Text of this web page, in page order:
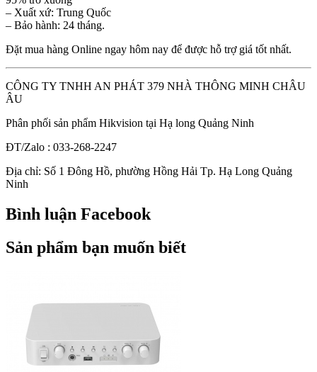
– Xuất xứ: Trung Quốc
– Bảo hành: 24 tháng.
Đặt mua hàng Online ngay hôm nay để được hỗ trợ giá tốt nhất.
CÔNG TY TNHH AN PHÁT 379 NHÀ THÔNG MINH CHÂU
ÂU
Phân phối sản phẩm Hikvision tại Hạ long Quảng Ninh
ĐT/Zalo : 033-268-2247
Địa chỉ: Số 1 Đông Hồ, phường Hồng Hải Tp. Hạ Long Quảng
Ninh
Bình luận Facebook
Sản phẩm bạn muốn biết